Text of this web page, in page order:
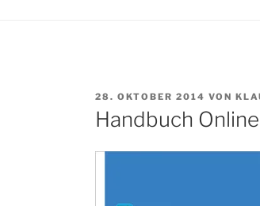
VERÖFFENTLICHT
AM
28. OKTOBER 2014 VON
Handbuch